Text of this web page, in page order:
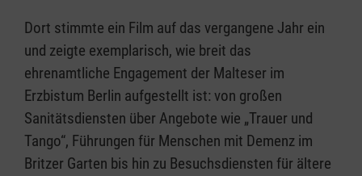
Dort stimmte ein Film auf das vergangene Jahr ein
und zeigte exemplarisch, wie breit das
ehrenamtliche Engagement der Malteser im
Erzbistum Berlin aufgestellt ist: von großen
Sanitätsdiensten über Angebote wie „Trauer und
Tango“, Führungen für Menschen mit Demenz im
Britzer Garten bis hin zu Besuchsdiensten für ältere